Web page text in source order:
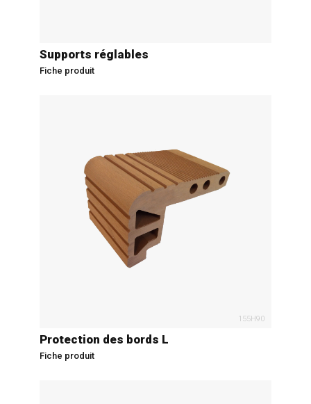
Supports réglables
Fiche produit
155H90
Protection des bords L
Fiche produit